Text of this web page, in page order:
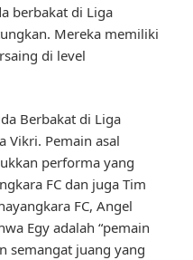
berbakat di Liga
Mereka memiliki
di level
Berbakat di Liga
Vikri. Pemain asal
performa yang
FC dan juga Tim
FC, Angel
Egy adalah “pemain
semangat juang yang